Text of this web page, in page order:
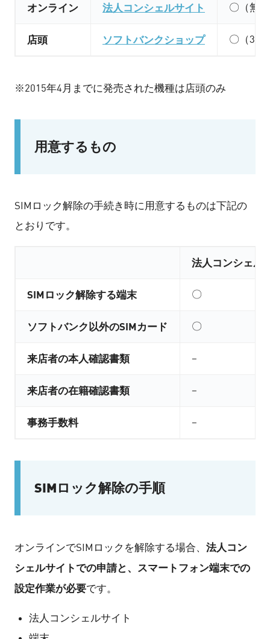
オンライン 法人コンシェルサイト 〇（無
店頭 ソフトバンクショップ 〇（
※2015年4月までに発売された機種は店頭のみ
用意するもの
SIMロック解除の手続き時に用意するものは下記の
とおりです。
法人コンシェル
SIMロック解除する端末 〇
ソフトバンク以外のSIMカード 〇
来店者の本人確認書類 –
来店者の在籍確認書類 –
事務手数料 –
SIMロック解除の手順
オンラインでSIMロックを解除する場合、 法人コン
シェルサイトでの申請と、スマートフォン端末での
設定作業が必要です。
法人コンシェルサイト